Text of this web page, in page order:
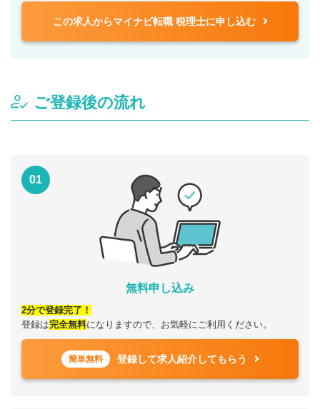
この求人からマイナビ転職 税理士に申し込む
ご登録後の流れ
01
無料申し込み
2分で登録完了！
登録は完全無料になりますので、お気軽にご利用ください。
簡単無料 登録して求人紹介してもらう